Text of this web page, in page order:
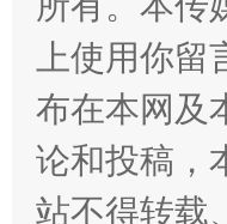
在谋一域中
上使用你
布在本网及
论和投稿，
站不得转载